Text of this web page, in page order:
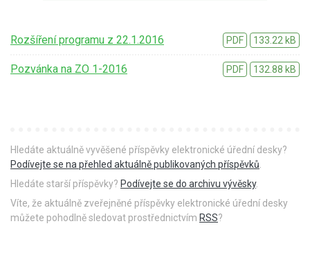
Rozšíření programu z 22.1.2016 PDF 133.22 kB
Pozvánka na ZO 1-2016 PDF 132.88 kB
Hledáte aktuálně vyvěšené příspěvky elektronické úřední desky?
Podívejte se na přehled aktuálně publikovaných příspěvků
Hledáte starší příspěvky? Podívejte se do archivu vývěsky.
Víte, že aktuálně zveřejněné příspěvky elektronické úřední desky
můžete pohodlně sledovat prostřednictvím RSS?